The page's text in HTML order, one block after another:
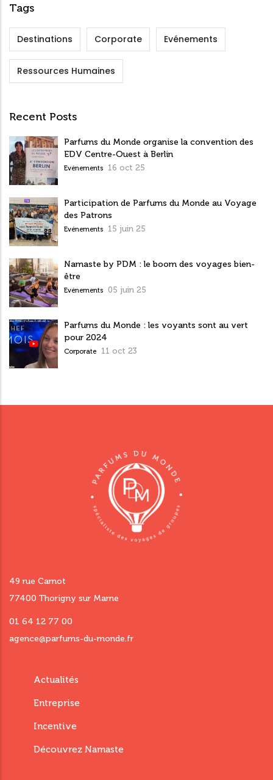
Tags
Destinations Corporate Evénements
Ressources Humaines
Recent Posts
Parfums du Monde organise la convention des
EDV Centre-Ouest à Berlin
Evénements 16 oct 25
Participation de Parfums du Monde au Voyage
des Patrons
Evénements 15 juin 25
Namaste by PDM : le boom des voyages bien-
être
Evénements 05 juin 25
Parfums du Monde : les voyants sont au vert
pour 2024
Corporate 11 oct 23
49 rue Carnot
77400 Thorigny sur Marne
01 64 12 77 00
agence@parfums-du-monde.fr
Menu
third
Actualités
Entreprise
Incentive
Découvrez Namaste